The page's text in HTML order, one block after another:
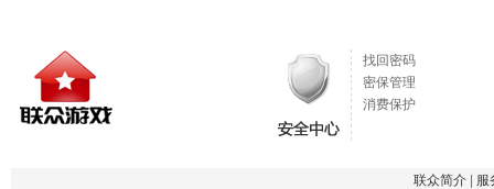
找回密码
密保管理
消费保护
联众简介| 服